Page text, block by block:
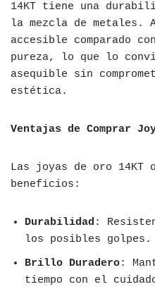
14KT tiene una
la mezcla de metales.
accesible comparado
pureza, lo que lo
asequible sin
estética.
Ventajas de Comprar
Las joyas de oro 14KT
beneficios:
Durabilidad :
los posibles golpes.
Brillo Duradero:
tiempo con el